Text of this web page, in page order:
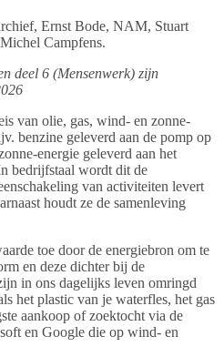
Ernst Bode, NAM, Stuart
Campfens.
deel 6 (Mensenwerk) zijn
van olie, gas, wind- en zonne-
benzine geleverd aan de pomp op
energie geleverd aan het
bedrijfstaal wordt dit de
van activiteiten levert
houdt ze de samenleving
toe door de energiebron om te
en deze dichter bij de
in ons dagelijks leven omringd
het plastic van je waterfles, het gas
aankoop of zoektocht via de
en Google die op wind- en